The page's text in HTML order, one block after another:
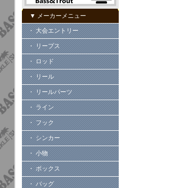
▼ メーカーメニュー
・ 大会エントリー
・ リープス
・ ロッド
・ リール
・ リールパーツ
・ ライン
・ フック
・ シンカー
・ 小物
・ ボックス
・ バッグ